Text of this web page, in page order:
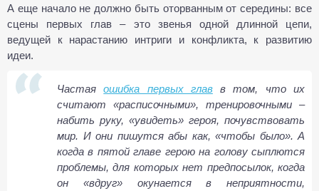
А еще начало не должно быть оторванным от середины: все
сцены первых глав – это звенья одной длинной цепи,
ведущей к нарастанию интриги и конфликта, к развитию
идеи.
Частаяошибка первых главв том, что их
считают «расписочными», тренировочными –
набить руку, «увидеть» героя, почувствовать
мир. И они пишутся абы как, «чтобы было». А
когда в пятой главе герою на голову сыплются
проблемы, для которых нет предпосылок, когда
он «вдруг» окунается в неприятности,